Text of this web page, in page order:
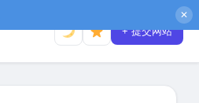
✕
+ 提交网站